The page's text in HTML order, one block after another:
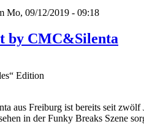
Mo, 09/12/2019 - 09:18
by CMC&Silenta
Edition
aus Freiburg ist bereits seit
in der Funky Breaks Szene